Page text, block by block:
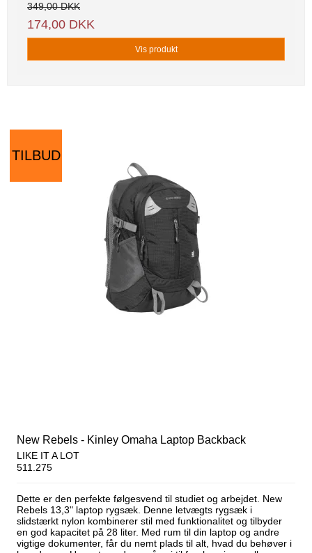
349,00 DKK
174,00 DKK
Vis produkt
TILBUD
New Rebels - Kinley Omaha Laptop Backback
LIKE IT A LOT
511.275
Dette er den perfekte følgesvend til studiet og arbejdet. New
Rebels 13,3" laptop rygsæk. Denne letvægts rygsæk i
slidstærkt nylon kombinerer stil med funktionalitet og tilbyder
en god kapacitet på 28 liter. Med rum til din laptop og andre
vigtige dokumenter, får du nemt plads til alt, hvad du behøver i